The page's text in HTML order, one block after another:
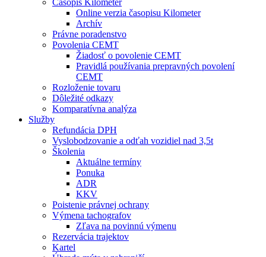
Časopis Kilometer
Online verzia časopisu Kilometer
Archív
Právne poradenstvo
Povolenia CEMT
Žiadosť o povolenie CEMT
Pravidlá používania prepravných povolení
CEMT
Rozloženie tovaru
Dôležité odkazy
Komparatívna analýza
Služby
Refundácia DPH
Vyslobodzovanie a odťah vozidiel nad 3,5t
Školenia
Aktuálne termíny
Ponuka
ADR
KKV
Poistenie právnej ochrany
Výmena tachografov
Zľava na povinnú výmenu
Rezervácia trajektov
Kartel